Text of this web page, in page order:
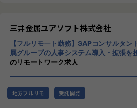
【業務の変更の範囲】
社内の定める業務
す。
【業務の変更の範囲】
会社の定める業務
三井金属ユアソフト株式会社
【フルリモート勤務】SAPコンサルタ
属グループの人事システム導入・拡張を
のリモートワーク求人
地方フルリモ 受託開発